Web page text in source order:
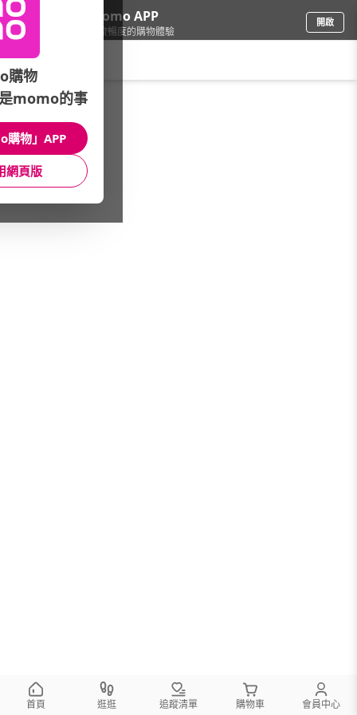
下載momo APP
給你3倍流暢度的購物體驗
開啟
彩妝保養/沐浴
本館精選商品
館長推薦 月銷量
首頁 逛逛 追蹤清單 購物車 會員中心
購物
momo的事
購物」APP
網頁版